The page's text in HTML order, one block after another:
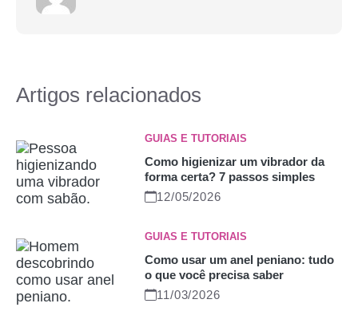
Artigos relacionados
GUIAS E TUTORIAIS
Como higienizar um vibrador da
forma certa? 7 passos simples
12/05/2026
GUIAS E TUTORIAIS
Como usar um anel peniano: tudo
o que você precisa saber
11/03/2026